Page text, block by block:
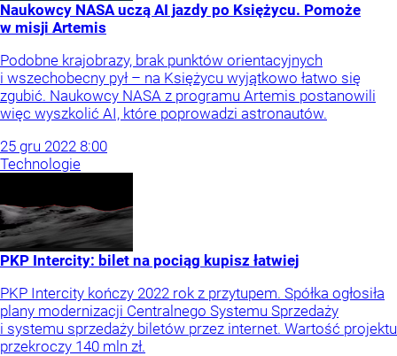
Naukowcy NASA uczą AI jazdy po Księżycu. Pomoże
w misji Artemis
Podobne krajobrazy, brak punktów orientacyjnych
i wszechobecny pył – na Księżycu wyjątkowo łatwo się
zgubić. Naukowcy NASA z programu Artemis postanowili
więc wyszkolić AI, które poprowadzi astronautów.
25 gru 2022 8:00
Technologie
PKP Intercity: bilet na pociąg kupisz łatwiej
PKP Intercity kończy 2022 rok z przytupem. Spółka ogłosiła
plany modernizacji Centralnego Systemu Sprzedaży
i systemu sprzedaży biletów przez internet. Wartość projektu
przekroczy 140 mln zł.